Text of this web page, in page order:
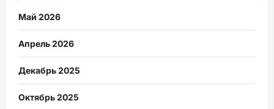
Май 2026
Апрель 2026
Декабрь 2025
Октябрь 2025